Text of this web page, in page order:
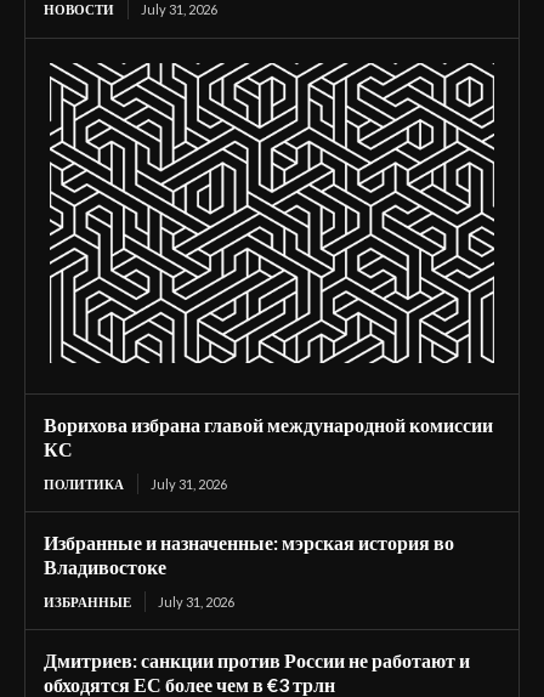
НОВОСТИ July 31, 2026
Ворихова избрана главой международной комиссии
КС
ПОЛИТИКА July 31, 2026
Избранные и назначенные: мэрская история во
Владивостоке
ИЗБРАННЫЕ July 31, 2026
Дмитриев: санкции против России не работают и
обходятся ЕС более чем в €3 трлн